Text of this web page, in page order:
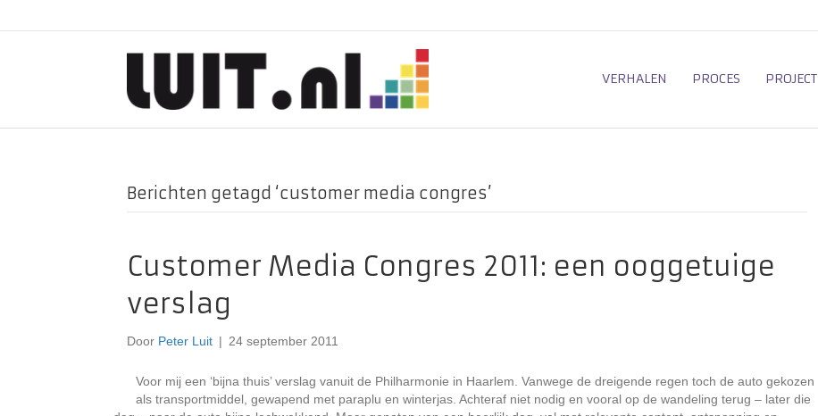
VERHALEN PROCES PROJECT
Berichten getagd ‘customer media congres’
Customer Media Congres 2011: een ooggetuige
verslag
Door Peter Luit | 24 september 2011
Voor mij een ‘bijna thuis’ verslag vanuit de Philharmonie in Haarlem. Vanwege de dreigende regen toch de auto gekozen
als transportmiddel, gewapend met paraplu en winterjas. Achteraf niet nodig en vooral op de wandeling terug – later die